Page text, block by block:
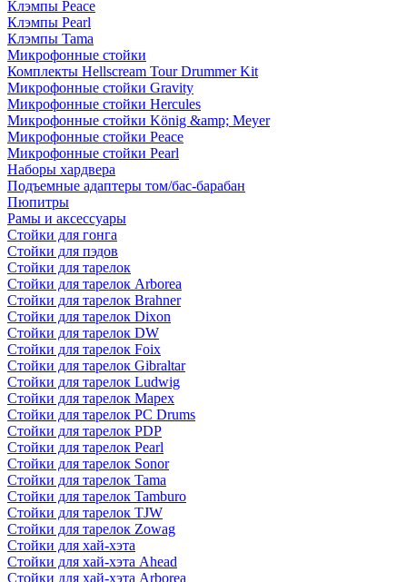
Клэмпы Peace
Клэмпы Pearl
Клэмпы Tama
Микрофонные стойки
Комплекты Hellscream Tour Drummer Kit
Микрофонные стойки Gravity
Микрофонные стойки Hercules
Микрофонные стойки König &amp; Meyer
Микрофонные стойки Peace
Микрофонные стойки Pearl
Наборы хардвера
Подъемные адаптеры том/бас-барабан
Пюпитры
Рамы и аксессуары
Стойки для гонга
Стойки для пэдов
Стойки для тарелок
Стойки для тарелок Arborea
Стойки для тарелок Brahner
Стойки для тарелок Dixon
Стойки для тарелок DW
Стойки для тарелок Foix
Стойки для тарелок Gibraltar
Стойки для тарелок Ludwig
Стойки для тарелок Mapex
Стойки для тарелок PC Drums
Стойки для тарелок PDP
Стойки для тарелок Pearl
Стойки для тарелок Sonor
Стойки для тарелок Tama
Стойки для тарелок Tamburo
Стойки для тарелок TJW
Стойки для тарелок Zowag
Стойки для хай-хэта
Стойки для хай-хэта Ahead
Стойки для хай-хэта Arborea